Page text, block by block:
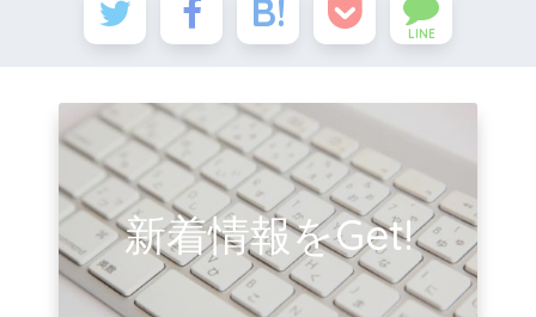
LINE
新着情報をGet!